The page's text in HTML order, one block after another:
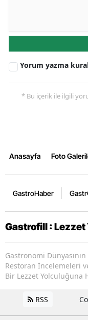
Yorum yazma
* Bu içerik ile ilgili
Anasayfa Foto
GastroHaber
Gastrofill :
Gastronomi Dünyasının
Restoran İncelemeleri
Bir Lezzet Yolculuğuna
RSS